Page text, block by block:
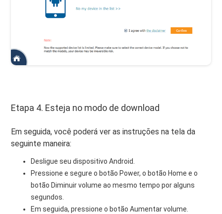
Etapa 4. Esteja no modo de download
Em seguida, você poderá ver as instruções na tela da
seguinte maneira:
Desligue seu dispositivo Android.
Pressione e segure o botão Power, o botão Home e o
botão Diminuir volume ao mesmo tempo por alguns
segundos.
Em seguida, pressione o botão Aumentar volume.